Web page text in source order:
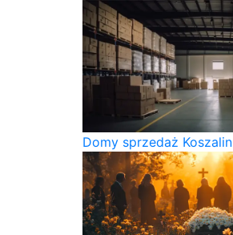
Domy sprzedaż Koszalin